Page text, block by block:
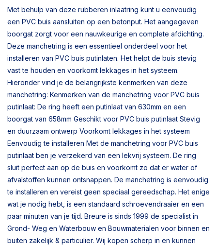
Met behulp van deze rubberen inlaatring kunt u eenvoudig
een PVC buis aansluiten op een betonput. Het aangegeven
boorgat zorgt voor een nauwkeurige en complete afdichting.
Deze manchetring is een essentieel onderdeel voor het
installeren van PVC buis putinlaten. Het helpt de buis stevig
vast te houden en voorkomt lekkages in het systeem.
Hieronder vind je de belangrijkste kenmerken van deze
manchetring: Kenmerken van de manchetring voor PVC buis
putinlaat: De ring heeft een putinlaat van 630mm en een
boorgat van 658mm Geschikt voor PVC buis putinlaat Stevig
en duurzaam ontwerp Voorkomt lekkages in het systeem
Eenvoudig te installeren Met de manchetring voor PVC buis
putinlaat ben je verzekerd van een lekvrij systeem. De ring
sluit perfect aan op de buis en voorkomt zo dat er water of
afvalstoffen kunnen ontsnappen. De manchetring is eenvoudig
te installeren en vereist geen speciaal gereedschap. Het enige
wat je nodig hebt, is een standaard schroevendraaier en een
paar minuten van je tijd. Breure is sinds 1999 de specialist in
Grond- Weg en Waterbouw en Bouwmaterialen voor binnen en
buiten zakelijk & particulier. Wij kopen scherp in en kunnen